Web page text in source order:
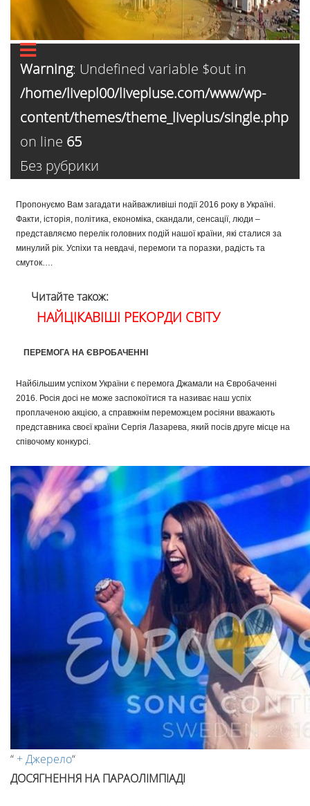
Warning: Undefined variable $out in
/home/livepl00/livepluse.com/www/wp-
content/themes/theme_liveplus/single.php
on line 65
Без рубрики
Пропонуємо Вам загадати найважливіші події 2016 року в Україні.
Факти, історія, політика, економіка, скандали, сенсації, люди –
представляємо перелік головних подій нашої країни, які сталися за
минулий рік. Успіхи та невдачі, перемоги та поразки, радість та
смуток….
Читайте також:
НАЙЦІКАВІШІ РЕКОРДИ СВІТУ
ПЕРЕМОГА НА ЄВРОБАЧЕННІ
Найбільшим успіхом України є перемога Джамали на Євробаченні
2016. Росія досі не може заспокоїтися та називає наш успіх
проплаченою акцією, а справжнім переможцем росіяни вважають
представника своєї країни Сергія Лазарева, який посів друге місце на
співочому конкурсі.
“ + Джерело“
ДОСЯГНЕННЯ НА ПАРАОЛІМПІАДІ